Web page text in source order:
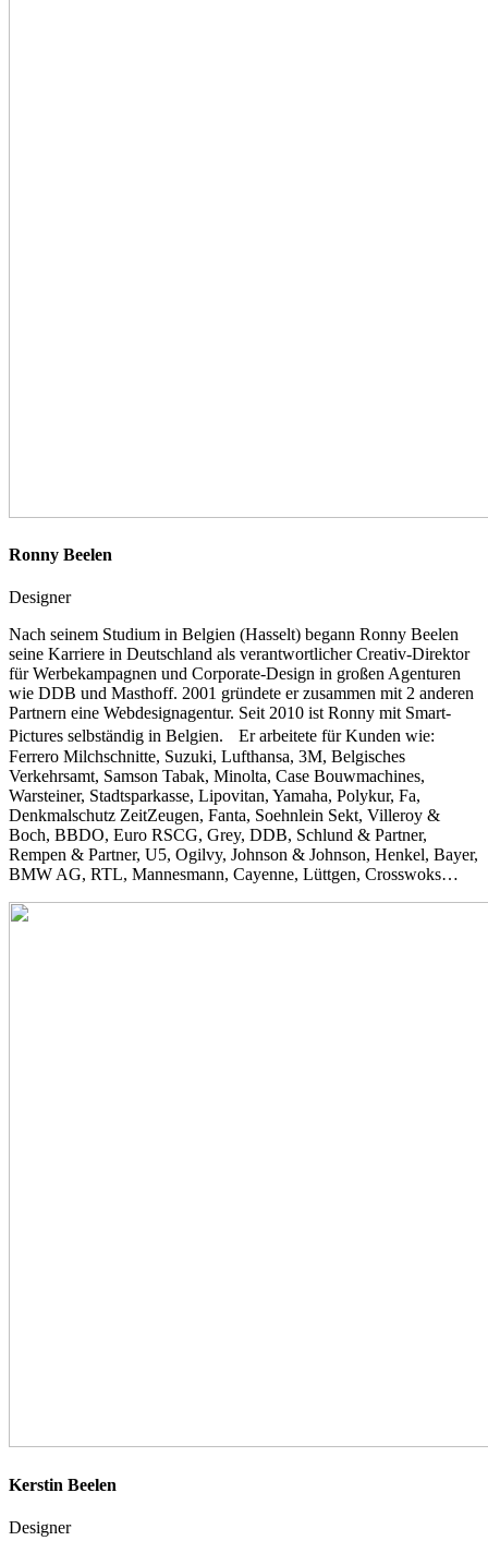
Ronny Beelen
Designer
Nach seinem Studium in Belgien (Hasselt) begann Ronny Beelen
seine Karriere in Deutschland als verantwortlicher Creativ-Direktor
für Werbekampagnen und Corporate-Design in großen Agenturen
wie DDB und Masthoff. 2001 gründete er zusammen mit 2 anderen
Partnern eine Webdesignagentur. Seit 2010 ist Ronny mit Smart-
Pictures selbständig in Belgien. Er arbeitete für Kunden wie:
Ferrero Milchschnitte, Suzuki, Lufthansa, 3M, Belgisches
Verkehrsamt, Samson Tabak, Minolta, Case Bouwmachines,
Warsteiner, Stadtsparkasse, Lipovitan, Yamaha, Polykur, Fa,
Denkmalschutz ZeitZeugen, Fanta, Soehnlein Sekt, Villeroy &
Boch, BBDO, Euro RSCG, Grey, DDB, Schlund & Partner,
Rempen & Partner, U5, Ogilvy, Johnson & Johnson, Henkel, Bayer,
BMW AG, RTL, Mannesmann, Cayenne, Lüttgen, Crosswoks…
Kerstin Beelen
Designer